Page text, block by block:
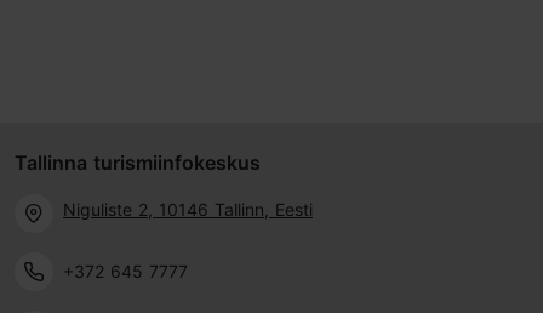
Tallinna turismiinfokeskus
Niguliste 2, 10146 Tallinn, Eesti
+372 645 7777